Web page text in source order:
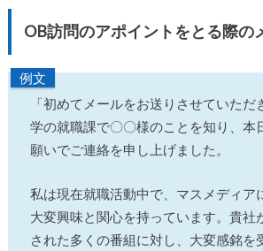
OB訪問のアポイントをとる際の
例文
「初めてメールをお送りさせていただ
学の就職課で〇〇様のことを知り、本
願いでご連絡を申し上げました。
私は現在就職活動中で、マスメディア
大変興味と関心を持っています。貴社
された多くの番組に対し、大変感銘を